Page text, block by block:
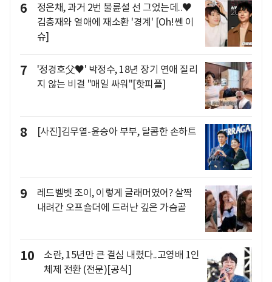
6
정은채, 과거 2번 불륜설 선 그었는데..♥
김충재와 열애에 재소환 '경계' [Oh!쎈 이
슈]
7
'정경호父♥' 박정수, 18년 장기 연애 질리
지 않는 비결 "매일 싸워"[핫피플]
8 [사진]김무열-윤승아 부부, 달콤한 손하트
9
레드벨벳 조이, 이렇게 글래머였어? 살짝
내려간 오프숄더에 드러난 깊은 가슴골
10
소란, 15년만 큰 결심 내렸다..고영배 1인
체제 전환 (전문)[공식]